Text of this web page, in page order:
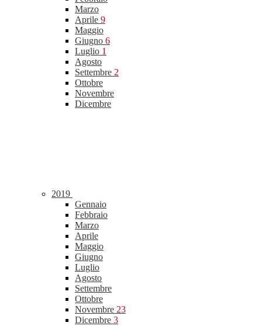
Marzo
Aprile 9
Maggio
Giugno 6
Luglio 1
Agosto
Settembre 2
Ottobre
Novembre
Dicembre
2019
Gennaio
Febbraio
Marzo
Aprile
Maggio
Giugno
Luglio
Agosto
Settembre
Ottobre
Novembre 23
Dicembre 3